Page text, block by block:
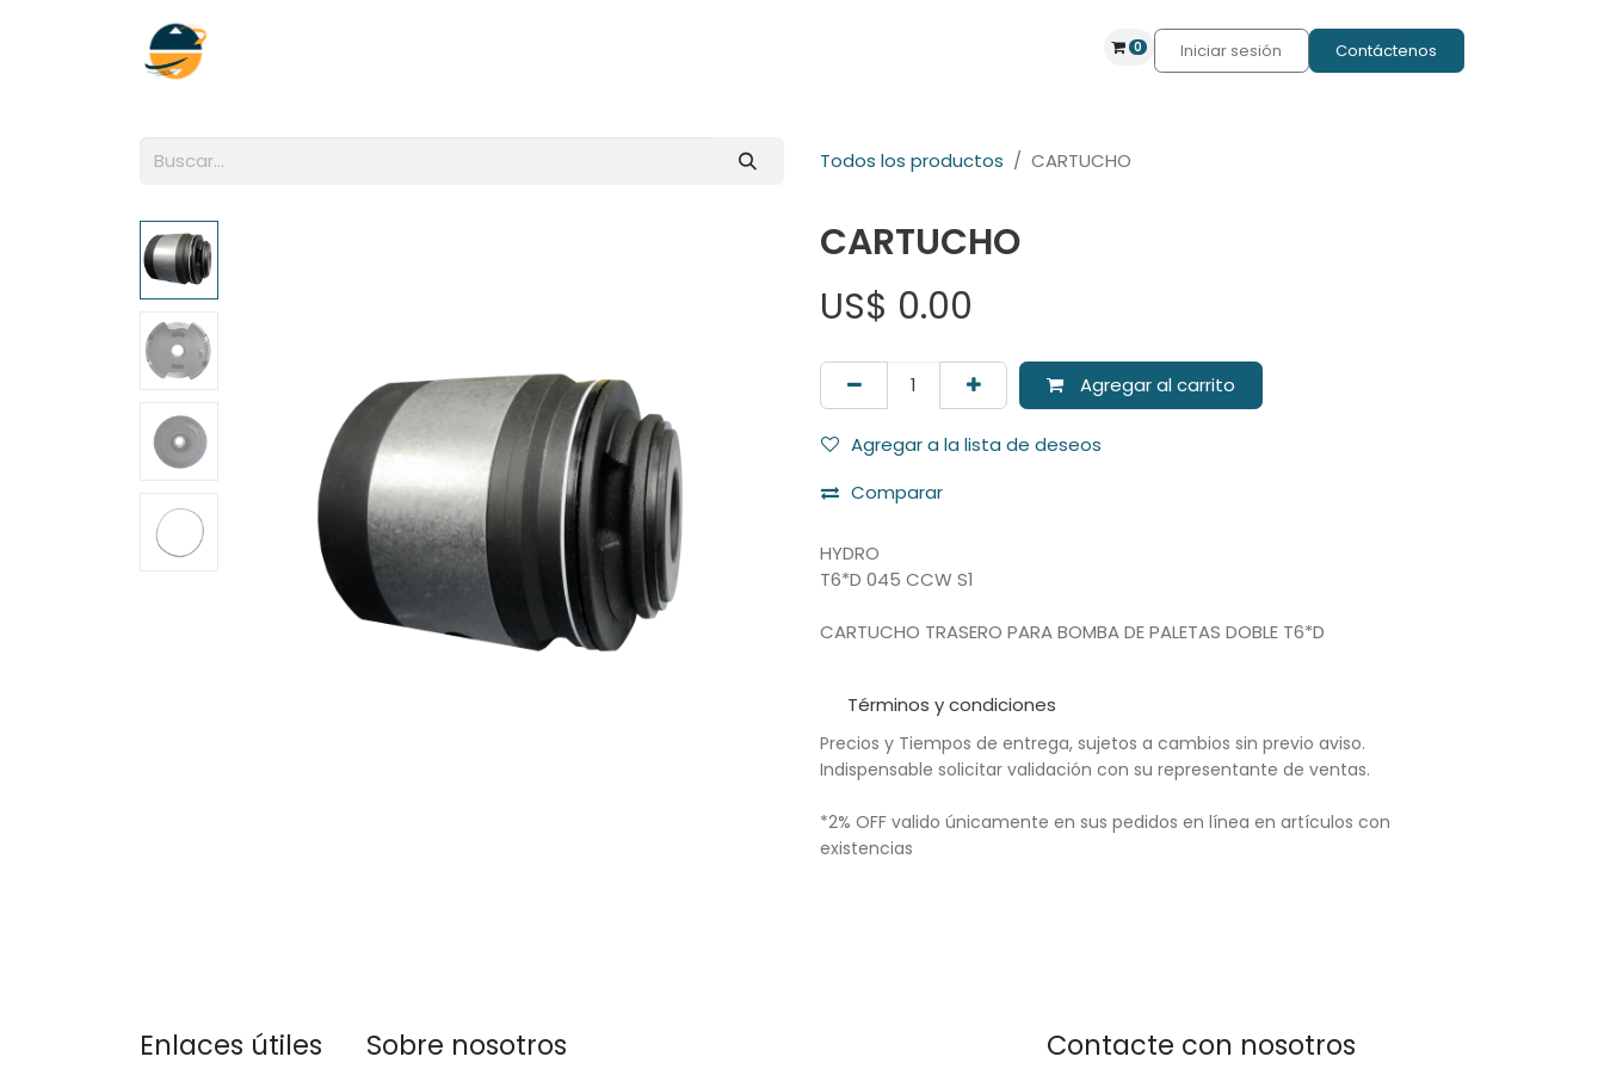
0 Iniciar sesión Contáctenos
Todos los productos CARTUCHO
CARTUCHO
US$ 0.00
Agregar al carrito
Agregar a la lista de deseos
Comparar
HYDRO
T6*D 045 CCW S1
CARTUCHO TRASERO PARA BOMBA DE PALETAS DOBLE T6*D
Términos y condiciones
Precios y Tiempos de entrega, sujetos a cambios sin previo aviso.
Indispensable solicitar validación con su representante de ventas.
*2% OFF valido únicamente en sus pedidos en línea en artículos con
existencias
Enlaces útiles Sobre nosotros Contacte con nosotros